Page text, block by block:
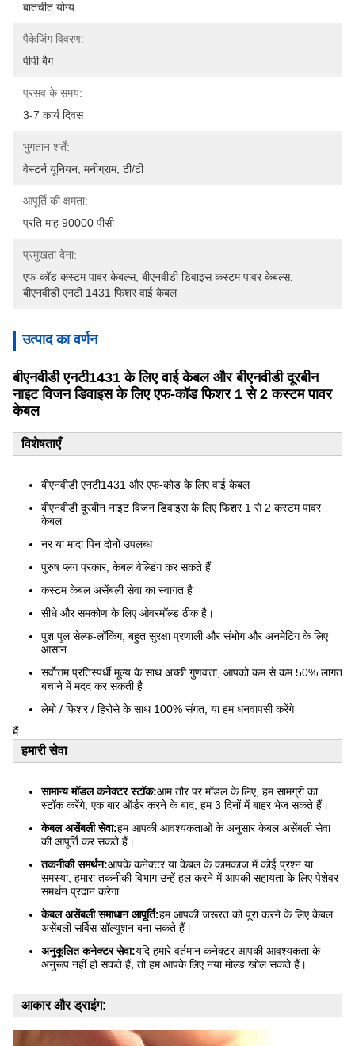
बातचीत योग्य
पैकेजिंग विवरण:
पीपी बैग
प्रसव के समय:
3-7 कार्य दिवस
भुगतान शर्तें:
वेस्टर्न यूनियन, मनीग्राम, टी/टी
आपूर्ति की क्षमता:
प्रति माह 90000 पीसी
प्रमुखता देना:
एफ-कॉड कस्टम पावर केबल्स, बीएनवीडी डिवाइस कस्टम पावर केबल्स,
बीएनवीडी एनटी 1431 फिशर वाई केबल
उत्पाद का वर्णन
बीएनवीडी एनटी1431 के लिए वाई केबल और बीएनवीडी दूरबीन
नाइट विजन डिवाइस के लिए एफ-कॉड फिशर 1 से 2 कस्टम पावर
केबल
विशेषताएँ
बीएनवीडी एनटी1431 और एफ-कोड के लिए वाई केबल
बीएनवीडी दूरबीन नाइट विजन डिवाइस के लिए फिशर 1 से 2 कस्टम पावर
केबल
नर या मादा पिन दोनों उपलब्ध
पुरुष प्लग प्रकार, केबल वेल्डिंग कर सकते हैं
कस्टम केबल असेंबली सेवा का स्वागत है
सीधे और समकोण के लिए ओवरमॉल्ड ठीक है।
पुश पुल सेल्फ-लॉकिंग, बहुत सुरक्षा प्रणाली और संभोग और अनमेटिंग के लिए
आसान
सर्वोत्तम प्रतिस्पर्धी मूल्य के साथ अच्छी गुणवत्ता, आपको कम से कम 50% लागत
बचाने में मदद कर सकती है
लेमो / फिशर / हिरोसे के साथ 100% संगत, या हम धनवापसी करेंगे
मैं
हमारी सेवा
सामान्य मॉडल कनेक्टर स्टॉक:आम तौर पर मॉडल के लिए, हम सामग्री का
स्टॉक करेंगे, एक बार ऑर्डर करने के बाद, हम 3 दिनों में बाहर भेज सकते हैं।
केबल असेंबली सेवा:हम आपकी आवश्यकताओं के अनुसार केबल असेंबली सेवा
की आपूर्ति कर सकते हैं।
तकनीकी समर्थन:आपके कनेक्टर या केबल के कामकाज में कोई प्रश्न या
समस्या, हमारा तकनीकी विभाग उन्हें हल करने में आपकी सहायता के लिए पेशेवर
समर्थन प्रदान करेगा
केबल असेंबली समाधान आपूर्ति:हम आपकी जरूरत को पूरा करने के लिए केबल
असेंबली सर्विस सॉल्यूशन बना सकते हैं।
अनुकूलित कनेक्टर सेवा:यदि हमारे वर्तमान कनेक्टर आपकी आवश्यकता के
अनुरूप नहीं हो सकते हैं, तो हम आपके लिए नया मोल्ड खोल सकते हैं।
आकार और ड्राइंग: